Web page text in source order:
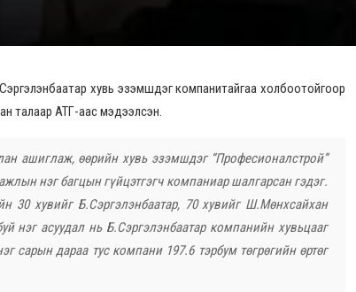
хувь эзэмшдэг компанитайгаа холбоотойгоор
талаар АТГ-аас мэдээлсэн.
ашиглаж, өөрийн хувь эзэмшдэг “Професионалстрой”
нэг багцын гүйцэтгэгч компаниар шалгарсан гэдэг.
30 хувийг Б.Сэргэлэнбаатар, 70 хувийг Ш.Мөнхсайхан
нэг асуудал нь Б.Сэргэлэнбаатар компанийн хувьцааг
сарын дараа тус компани 197.6 тэрбум төгрөгийн өртөг